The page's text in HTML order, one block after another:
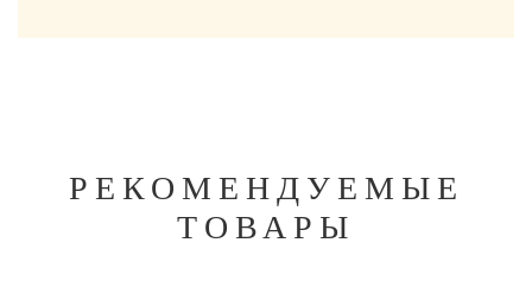
РЕКОМЕНДУЕМЫЕ
ТОВАРЫ